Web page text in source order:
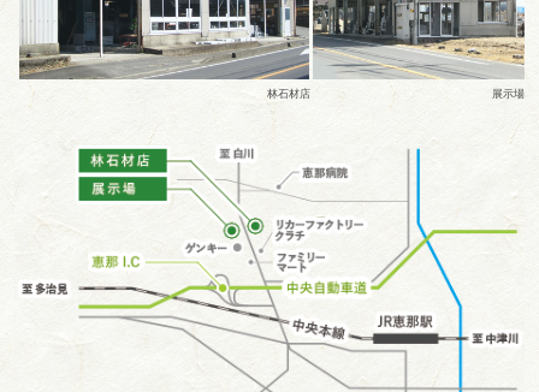
林石材店 展示場